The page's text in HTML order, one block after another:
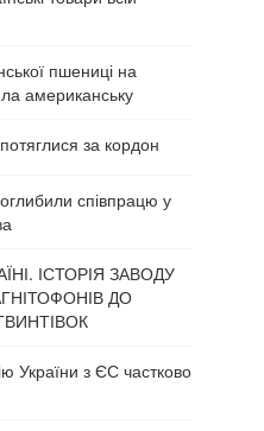
пшениці на
американську
за кордон
співпрацю у
ІСТОРІЯ ЗАВОДУ
ДО
України з ЄС частково